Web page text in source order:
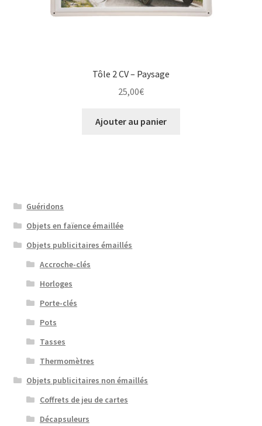
Tôle 2 CV – Paysage
25,00€
Ajouter au panier
Guéridons
Objets en faïence émaillée
Objets publicitaires émaillés
Accroche-clés
Horloges
Porte-clés
Pots
Tasses
Thermomètres
Objets publicitaires non émaillés
Coffrets de jeu de cartes
Décapsuleurs